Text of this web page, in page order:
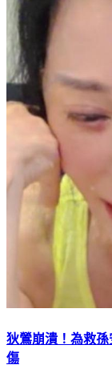
狄鶯崩潰！為救
傷